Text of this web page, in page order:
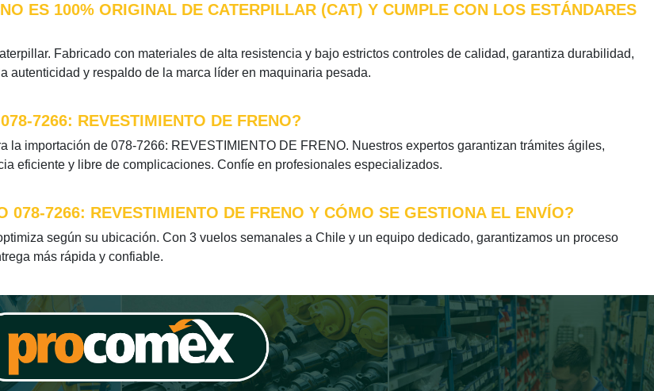
ES 100% ORIGINAL DE CATERPILLAR (CAT) Y CUMPLE CON LOS ESTÁNDARES
Fabricado con materiales de alta resistencia y bajo estrictos controles de calidad, garantiza durabilidad,
autenticidad y respaldo de la marca líder en maquinaria pesada.
7266: REVESTIMIENTO DE FRENO?
la importación de 078-7266: REVESTIMIENTO DE FRENO. Nuestros expertos garantizan trámites ágiles,
eficiente y libre de complicaciones. Confíe en profesionales especializados.
078-7266: REVESTIMIENTO DE FRENO Y CÓMO SE GESTIONA EL ENVÍO?
según su ubicación. Con 3 vuelos semanales a Chile y un equipo dedicado, garantizamos un proceso
más rápida y confiable.